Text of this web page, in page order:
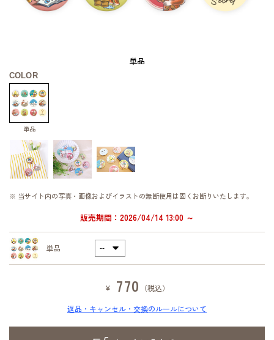
単品
COLOR
単品
※ 当サイト内の写真・画像およびイラストの無断使用は固くお断りいたします。
販売期間：2026/04/14 13:00 ～
単品
¥ 770
（税込）
返品・キャンセル・交換のルールについて